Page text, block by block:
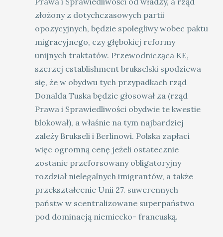
złożony z dotychczasowych partii
opozycyjnych, będzie spolegliwy wobec paktu
migracyjnego, czy głębokiej reformy
unijnych traktatów. Przewodnicząca KE,
szerzej establishment brukselski spodziewa
się, że w obydwu tych przypadkach rząd
Donalda Tuska będzie głosował za (rząd
Prawa i Sprawiedliwości obydwie te kwestie
blokował), a właśnie na tym najbardziej
zależy Brukseli i Berlinowi. Polska zapłaci
więc ogromną cenę jeżeli ostatecznie
zostanie przeforsowany obligatoryjny
rozdział nielegalnych imigrantów, a także
przekształcenie Unii 27. suwerennych
państw w scentralizowane superpaństwo
pod dominacją niemiecko- francuską.